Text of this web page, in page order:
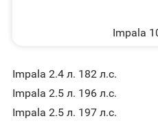
Impala
Impala 2.4 л. 182 л.с.
Impala 2.5 л. 196 л.с.
Impala 2.5 л. 197 л.с.